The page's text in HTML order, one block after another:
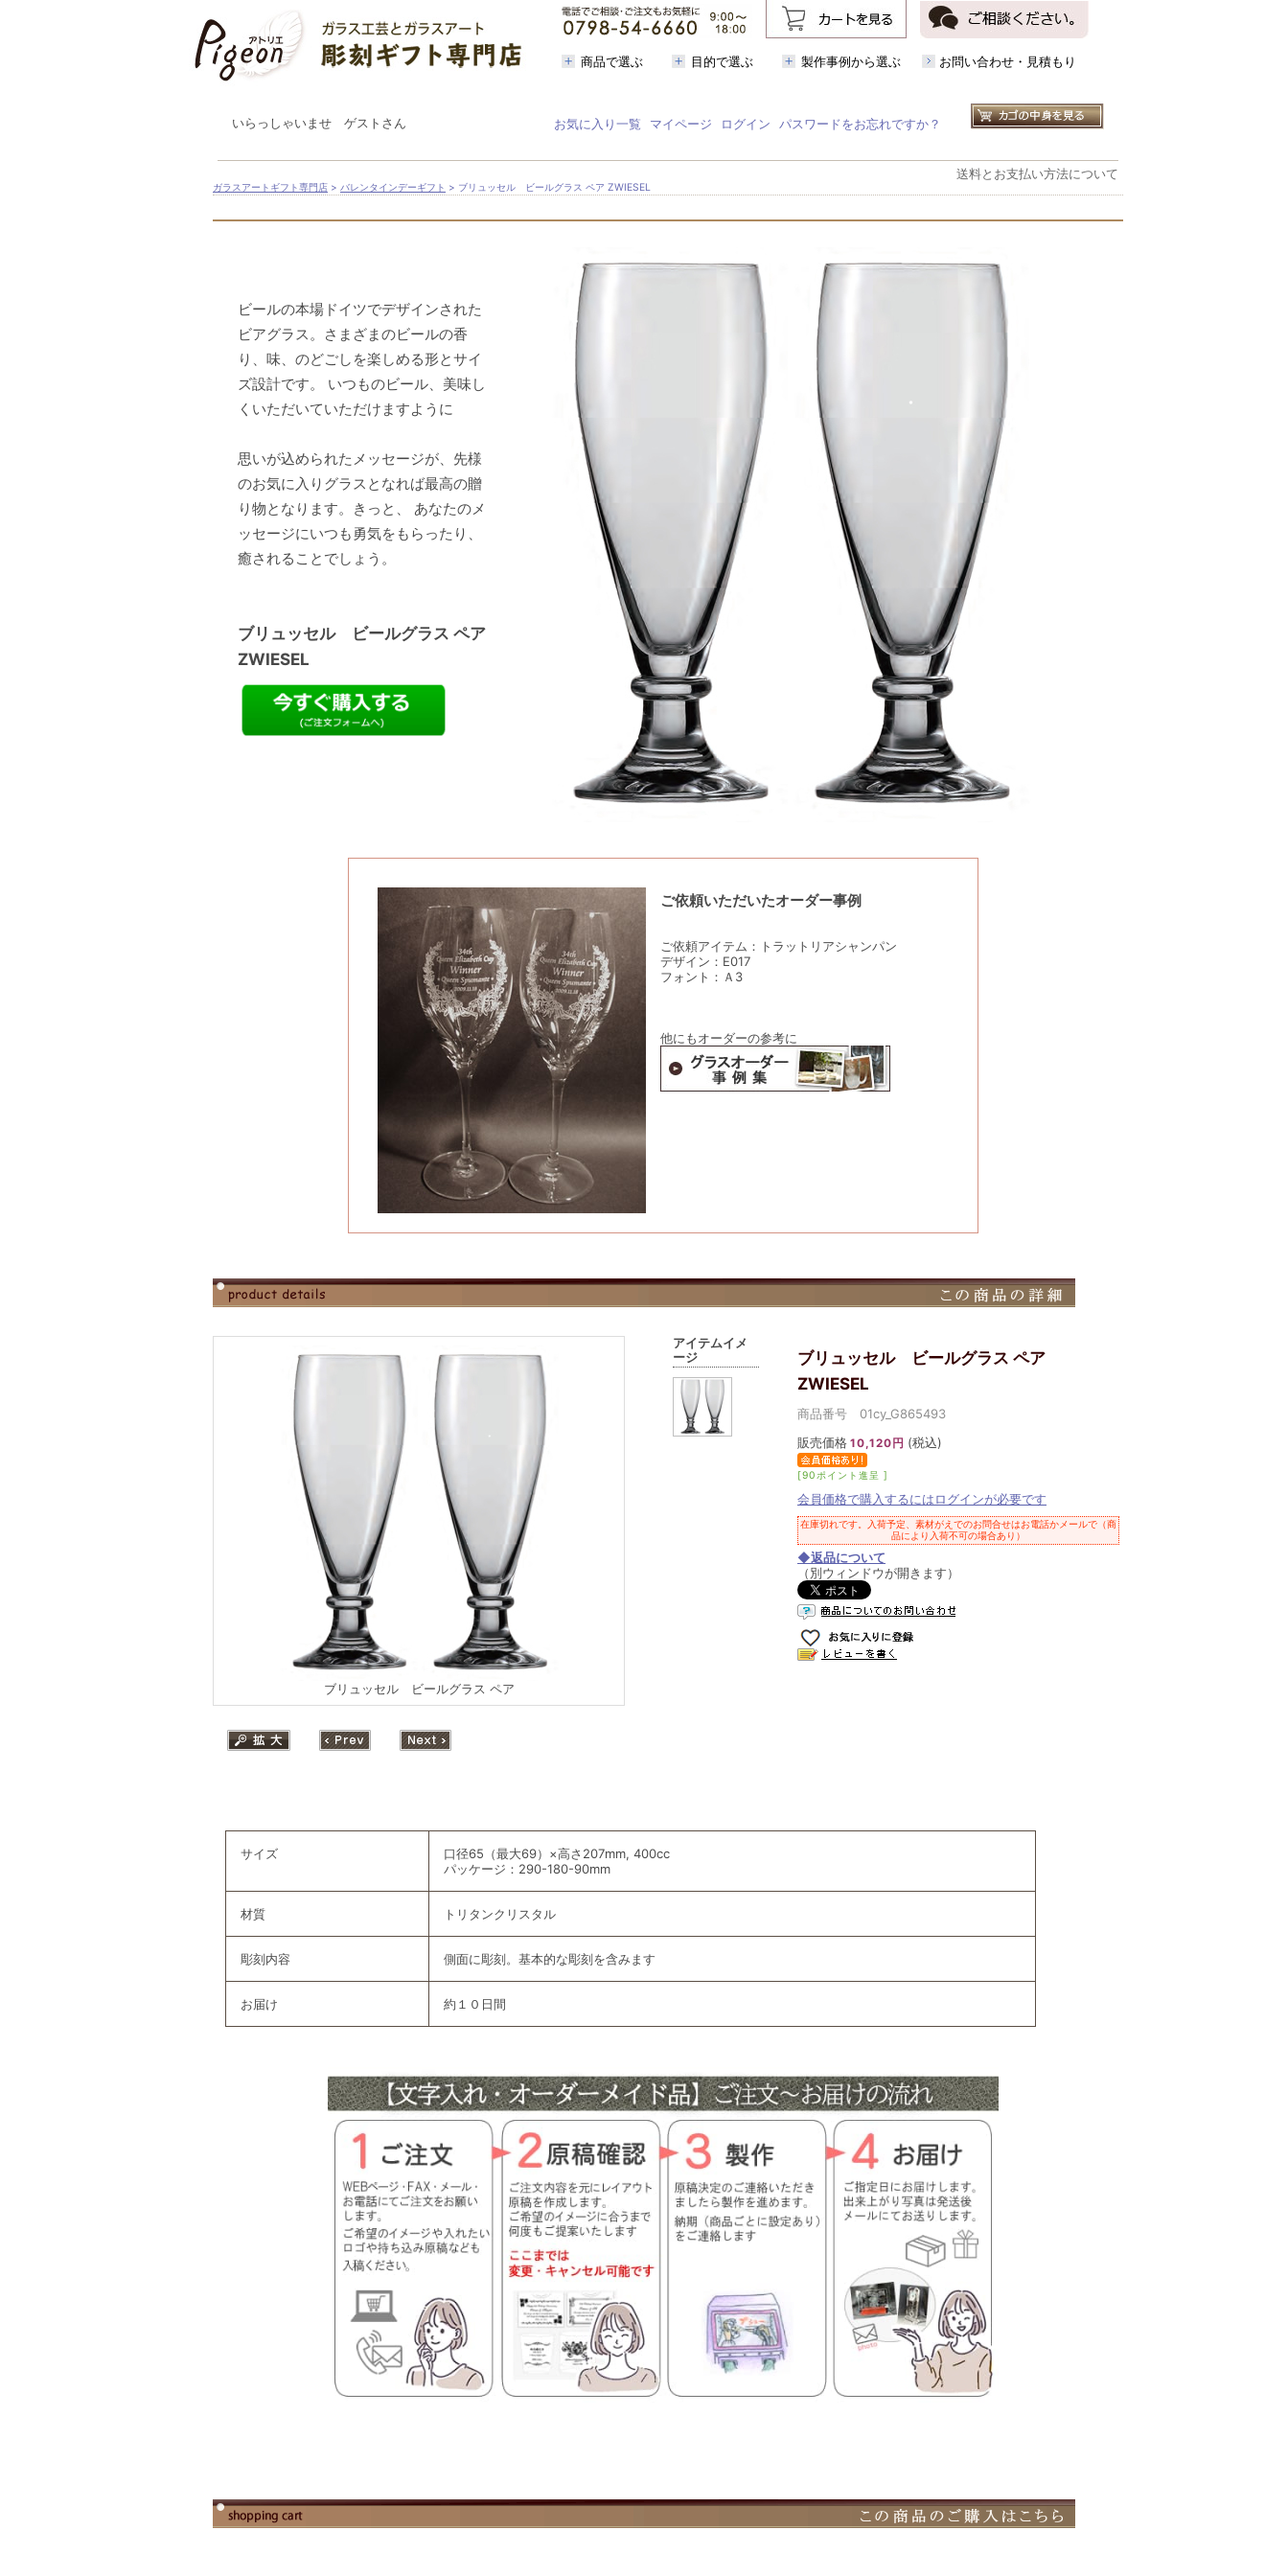
商品で選ぶ 目的で選ぶ 製作事例から選ぶ お問い合わせ・見積もり
いらっしゃいませ ゲストさん お気に入り一覧 マイページ ログイン パスワードをお忘れですか？
送料とお支払い方法について
ガラスアートギフト専門店 > バレンタインデーギフト > ブリュッセル ビールグラス ペア ZWIESEL
ビールの本場ドイツでデザインされた
ビアグラス。さまざまのビールの香
り、味、のどごしを楽しめる形とサイ
ズ設計です。 いつものビール、美味し
くいただいていただけますように
思いが込められたメッセージが、先様
のお気に入りグラスとなれば最高の贈
り物となります。きっと、 あなたのメ
ッセージにいつも勇気をもらったり、
癒されることでしょう。
ブリュッセル ビールグラス ペア
ZWIESEL
ご依頼いただいたオーダー事例
ご依頼アイテム：トラットリアシャンパン
デザイン：E017
フォント：Ａ3
他にもオーダーの参考に
ブリュッセル ビールグラス ペア
ZWIESEL
商品番号 01cy_G865493
販売価格 10,120円 (税込)
[90ポイント進呈 ]
会員価格で購入するにはログインが必要です
在庫切れです。入荷予定、素材がえでのお問合せはお電話かメールで（商
品により入荷不可の場合あり）
◆返品について
（別ウィンドウが開きます）
アイテムイメ
ージ
ブリュッセル ビールグラス ペア
サイズ
口径65（最大69）×高さ207mm, 400cc
パッケージ：290-180-90mm
材質 トリタンクリスタル
彫刻内容 側面に彫刻。基本的な彫刻を含みます
お届け 約１０日間